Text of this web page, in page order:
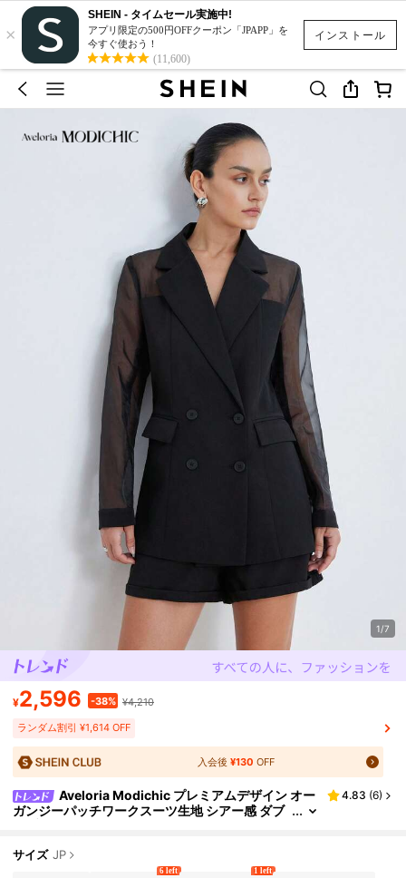
インストール
×
SHEIN - タイムセール実施中!
アプリ限定の500円OFFクーポン「JPAPP」を
今すぐ使おう！
(11,600)
1/7
¥2,596 -38% ¥4,210
ランダム割引 ¥1,614 OFF
入会後¥130 OFF
Aveloria Modichic プレミアムデザイン オー
ガンジーパッチワークスーツ生地 シアー感 ダブ
4.83 (6)
サイズ JP
6 left 1 left